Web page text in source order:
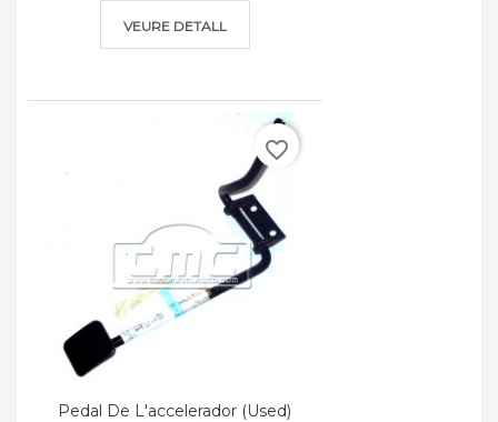
VEURE DETALL
Pedal De L'accelerador (used)
favorite_border